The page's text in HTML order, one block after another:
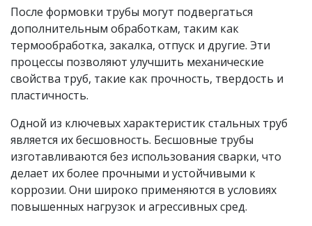
алюминиевая АВТ1
50х6 ГОСТ 18482-
2018
426
ГОСТ
18482-
2018
Труба
алюминиевая АВТ1
18482-79
ГОСТ
Труба
алюминиевая АД0
8х1 (в бухтах) ТУ
24.42.26-001-
57657760-2019
426
ТУ
24.42.26-
001-
5765776
0-2019
После формовки трубы могут подвергаться
дополнительным обработкам, таким как
термообработка, закалка, отпуск и другие. Эти
процессы позволяют улучшить механические
свойства труб, такие как прочность, твердость и
пластичность.
Одной из ключевых характеристик стальных труб
является их бесшовность. Бесшовные трубы
изготавливаются без использования сварки, что
делает их более прочными и устойчивыми к
коррозии. Они широко применяются в условиях
повышенных нагрузок и агрессивных сред.